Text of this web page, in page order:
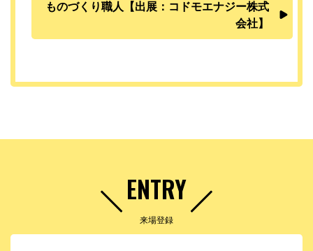
ものづくり職人【出展：コドモエナジー株式
会社】
ENTRY
来場登録